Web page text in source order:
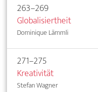
263–269
Globalisiertheit
Dominique Lämmli
271–275
Kreativität
Stefan Wagner